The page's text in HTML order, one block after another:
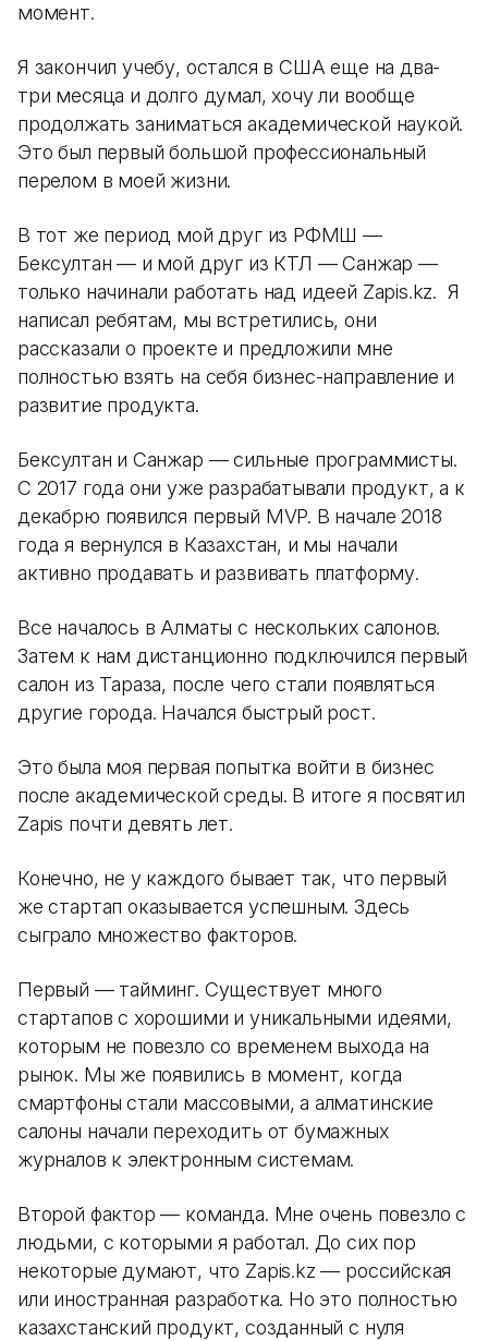
момент.
Я закончил учебу, остался в США еще на два-
три месяца и долго думал, хочу ли вообще
продолжать заниматься академической наукой.
Это был первый большой профессиональный
перелом в моей жизни.
В тот же период мой друг из РФМШ —
Бексултан — и мой друг из КТЛ — Санжар —
только начинали работать над идеей Zapis.kz. Я
написал ребятам, мы встретились, они
рассказали о проекте и предложили мне
полностью взять на себя бизнес-направление и
развитие продукта.
Бексултан и Санжар — сильные программисты.
С 2017 года они уже разрабатывали продукт, а к
декабрю появился первый MVP. В начале 2018
года я вернулся в Казахстан, и мы начали
активно продавать и развивать платформу.
Все началось в Алматы с нескольких салонов.
Затем к нам дистанционно подключился первый
салон из Тараза, после чего стали появляться
другие города. Начался быстрый рост.
Это была моя первая попытка войти в бизнес
после академической среды. В итоге я посвятил
Zapis почти девять лет.
Конечно, не у каждого бывает так, что первый
же стартап оказывается успешным. Здесь
сыграло множество факторов.
Первый — тайминг. Существует много
стартапов с хорошими и уникальными идеями,
которым не повезло со временем выхода на
рынок. Мы же появились в момент, когда
смартфоны стали массовыми, а алматинские
салоны начали переходить от бумажных
журналов к электронным системам.
Второй фактор — команда. Мне очень повезло с
людьми, с которыми я работал. До сих пор
некоторые думают, что Zapis.kz — российская
или иностранная разработка. Но это полностью
казахстанский продукт, созданный с нуля